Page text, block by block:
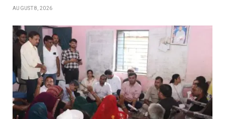
AUGUST 8, 2026